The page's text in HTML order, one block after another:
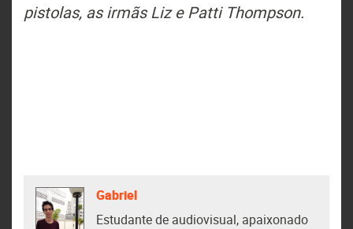
pistolas, as irmãs Liz e Patti Thompson.
Gabriel
Estudante de audiovisual, apaixonado